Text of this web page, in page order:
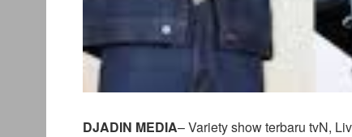
DJADIN MEDIA– Variety show terbaru tvN,